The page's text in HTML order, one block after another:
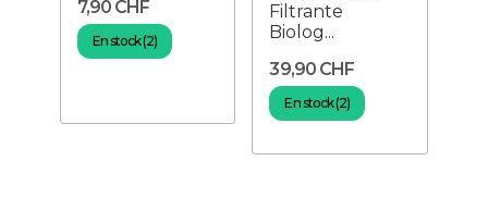
7,90 CHF
En stock (2)
Filtrante
Biolog...
39,90 CHF
En stock (2)